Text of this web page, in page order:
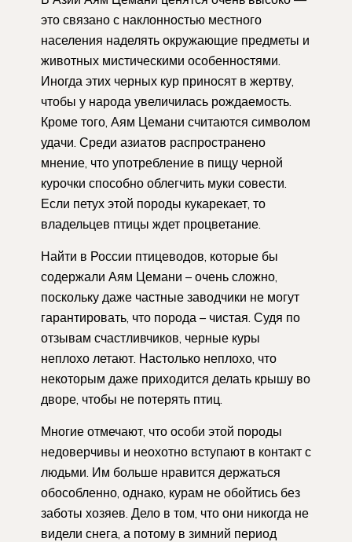
это связано с наклонностью местного
населения наделять окружающие предметы и
животных мистическими особенностями.
Иногда этих черных кур приносят в жертву,
чтобы у народа увеличилась рождаемость.
Кроме того, Аям Цемани считаются символом
удачи. Среди азиатов распространено
мнение, что употребление в пищу черной
курочки способно облегчить муки совести.
Если петух этой породы кукарекает, то
владельцев птицы ждет процветание.
Найти в России птицеводов, которые бы
содержали Аям Цемани – очень сложно,
поскольку даже частные заводчики не могут
гарантировать, что порода – чистая. Судя по
отзывам счастливчиков, черные куры
неплохо летают. Настолько неплохо, что
некоторым даже приходится делать крышу во
дворе, чтобы не потерять птиц.
Многие отмечают, что особи этой породы
недоверчивы и неохотно вступают в контакт с
людьми. Им больше нравится держаться
обособленно, однако, курам не обойтись без
заботы хозяев. Дело в том, что они никогда не
видели снега, а потому в зимний период